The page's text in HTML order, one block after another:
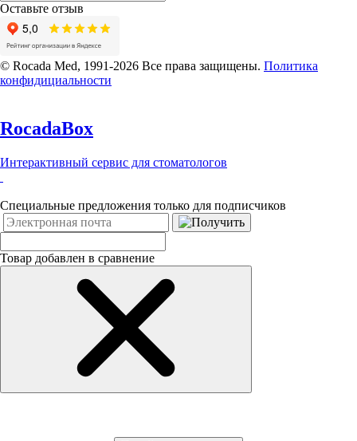
Специальные предложения только для подписчиков
Оставьте отзыв
© Rocada Med, 1991-2026 Все права защищены.
Интерактивный сервис для стоматологов
Специальные предложения только для подписчиков
Товар добавлен в сравнение